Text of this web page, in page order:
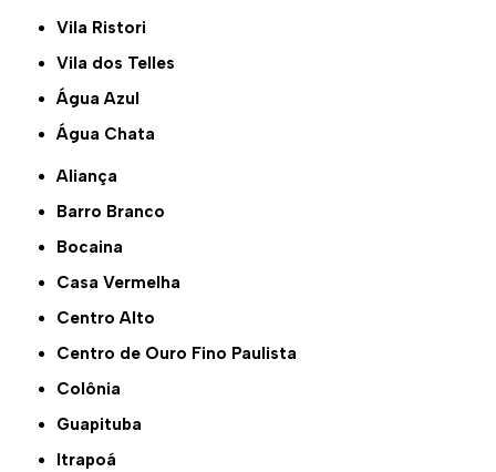
Vila Ristori
Vila dos Telles
Água Azul
Água Chata
Aliança
Barro Branco
Bocaina
Casa Vermelha
Centro Alto
Centro de Ouro Fino Paulista
Colônia
Guapituba
Itrapoá